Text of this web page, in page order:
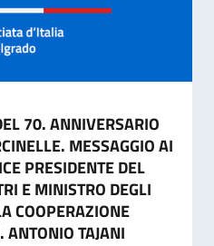
70. ANNIVERSARIO
MESSAGGIO AI
PRESIDENTE DEL
E MINISTRO DEGLI
COOPERAZIONE
TAJANI